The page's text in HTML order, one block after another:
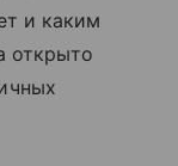
и каким
открыто